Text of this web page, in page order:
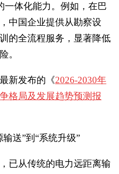
一体化能力。例如，在巴
中国企业提供从勘察设
的全流程服务，显著降低
。
新发布的《2026-2030年
格局及发展趋势预测报
送”到“系统升级”
已从传统的电力远距离输